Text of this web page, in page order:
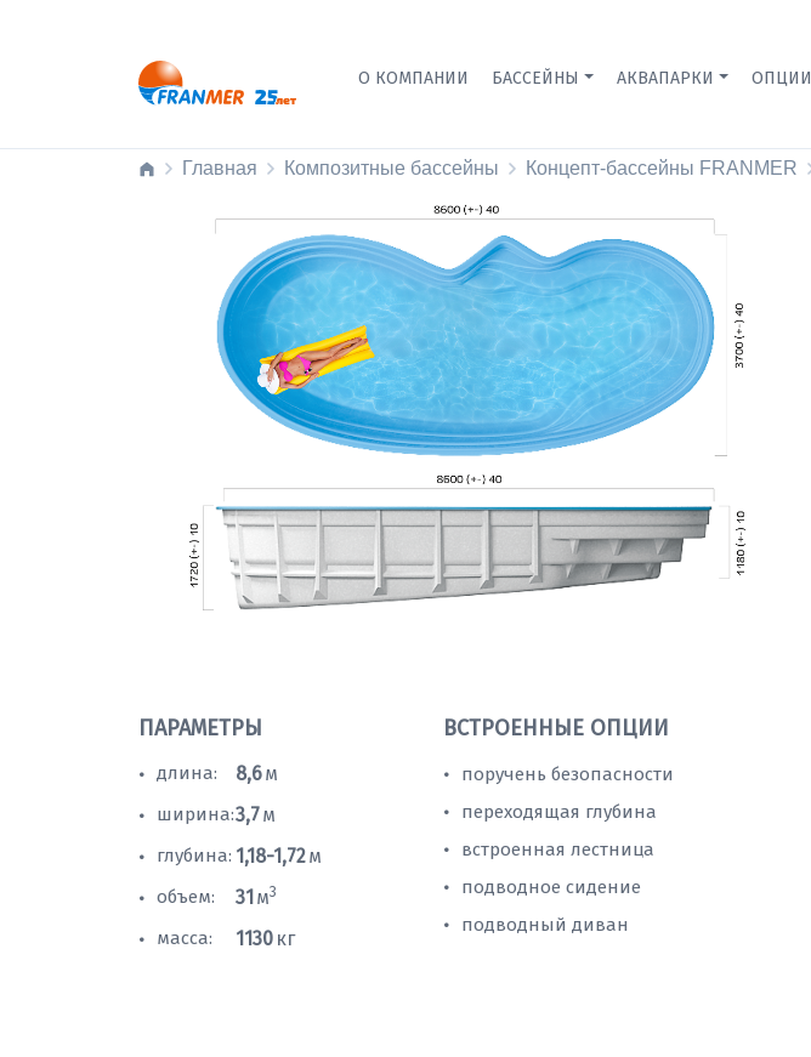
О КОМПАНИИ БАССЕЙНЫ АКВАПАРКИ ОПЦИИ
Главная Композитные бассейны Концепт-бассейны FRANMER
ПАРАМЕТРЫ
• длина: 8,6м
• ширина:3,7м
• глубина: 1,18-1,72м
• объем: 31 м3
• масса: 1130 кг
ВСТРОЕННЫЕ ОПЦИИ
• поручень безопасности
• переходящая глубина
• встроенная лестница
• подводное сидение
• подводный диван